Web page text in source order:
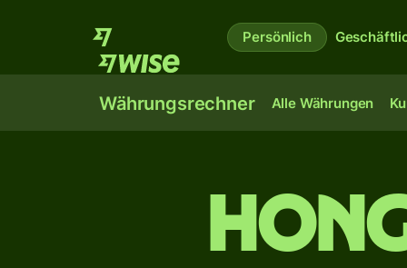
Persönlich
Währungsrechner Alle Währungen